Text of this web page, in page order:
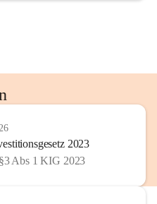
2023
Abs 1 KIG 2023